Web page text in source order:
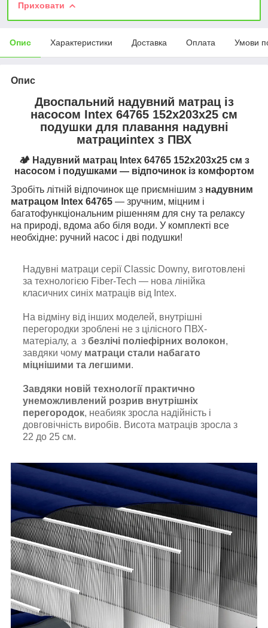
Приховати
Опис Характеристики Доставка Оплата Умови
Опис
Двоспальний надувний матрац із
насосом Intex 64765 152x203x25 см
подушки для плавання надувні
матрациintex з ПВХ
🏕 Надувний матрац Intex 64765 152x203x25 см з
насосом і подушками — відпочинок із комфортом
Зробіть літній відпочинок ще приємнішим з надувним
матрацом Intex 64765 — зручним, міцним і
багатофункціональним рішенням для сну та релаксу
на природі, вдома або біля води. У комплекті все
необхідне: ручний насос і дві подушки!
Надувні матраци серії Classic Downy, виготовлені
за технологією Fiber-Tech — нова лінійка
класичних синіх матраців від Intex.
На відміну від інших моделей, внутрішні
перегородки зроблені не з цілісного ПВХ-
матеріалу, а з безлічі поліефірних волокон,
завдяки чому матраци стали набагато
міцнішими та легшими.
Завдяки новій технології практично
унеможливлений розрив внутрішніх
перегородок, неабияк зросла надійність і
довговічність виробів. Висота матраців зросла з
22 до 25 см.